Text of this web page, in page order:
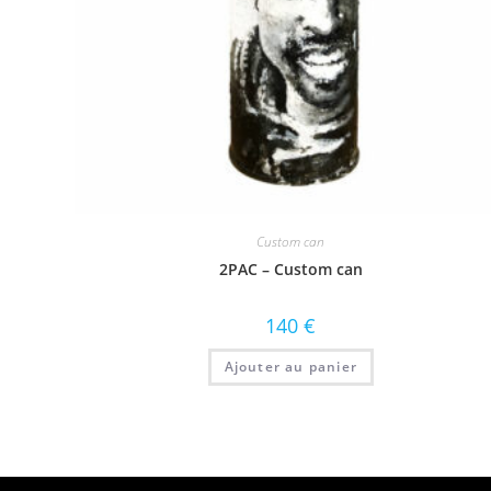
Custom can
2PAC – Custom can
140€
Ajouter au panier